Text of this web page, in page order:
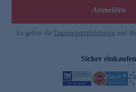
Anmelden
Es gelten die Datenschutzrichtlinien und
Sicher einkaufen